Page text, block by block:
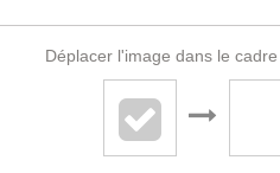
Déplacer l'image dans le